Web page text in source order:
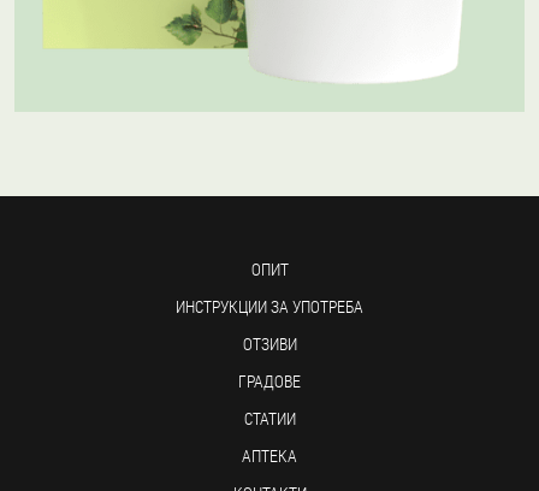
ОПИТ
ИНСТРУКЦИИ ЗА УПОТРЕБА
ОТЗИВИ
ГРАДОВЕ
СТАТИИ
АПТЕКА